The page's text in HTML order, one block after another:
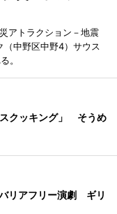
アトラクション－地震
中野区中野4）サウス
。
クッキング」 そうめ
リアフリー演劇 ギリ